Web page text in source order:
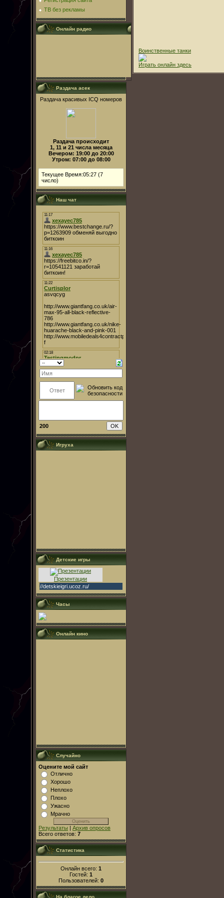
ТВ без рекламы
Онлайн радио
Раздача асек
Раздача красивых ICQ номеров
Раздача происходит
1, 11 и 21 числа месяца
Вечером: 19:00 до 20:00
Утром: 07:00 до 08:00
Текущее Время:05:27 (7
число)
Наш чат
200
Игруха
Детские игры
Презентации
//detskieigri.ucoz.ru/
Часы
Онлайн кино
Случайно
Оцените мой сайт
Отлично
Хорошо
Неплохо
Плохо
Ужасно
Мрачно
Результаты | Архив опросов
Всего ответов: 7
Статистика
Онлайн всего: 1
Гостей: 1
Пользователей: 0
На благое дело
Воинственные танки
Играть онлайн здесь